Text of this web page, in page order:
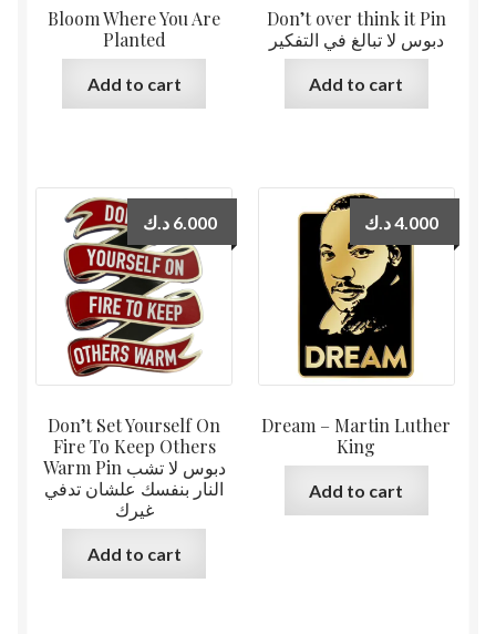
Bloom Where You Are
Planted
Add to cart
Don’t over think it Pin
دبوس لا تبالغ في التفكير
Add to cart
Don’t Set Yourself On
Fire To Keep Others
Warm Pin دبوس لا تشب
النار بنفسك علشان تدفي
غيرك
6.000 د.ك
Add to cart
Dream – Martin Luther
King
4.000د.ك
Add to cart